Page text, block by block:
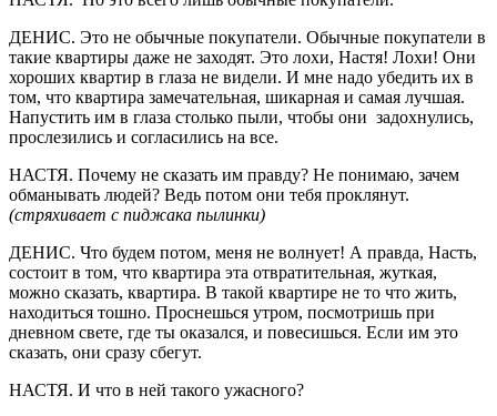
ДЕНИС. Это не обычные покупатели. Обычные покупатели в
такие квартиры даже не заходят. Это лохи, Настя! Лохи! Они
хороших квартир в глаза не видели. И мне надо убедить их в
том, что квартира замечательная, шикарная и самая лучшая.
Напустить им в глаза столько пыли, чтобы они задохнулись,
прослезились и согласились на все.
НАСТЯ. Почему не сказать им правду? Не понимаю, зачем
обманывать людей? Ведь потом они тебя проклянут.
(стряхивает с пиджака пылинки)
ДЕНИС. Что будем потом, меня не волнует! А правда, Насть,
состоит в том, что квартира эта отвратительная, жуткая,
можно сказать, квартира. В такой квартире не то что жить,
находиться тошно. Проснешься утром, посмотришь при
дневном свете, где ты оказался, и повесишься. Если им это
сказать, они сразу сбегут.
НАСТЯ. И что в ней такого ужасного?